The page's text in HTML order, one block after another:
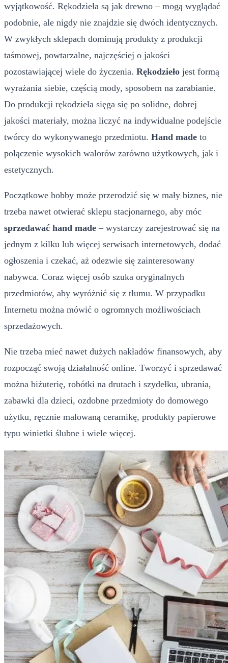
wyjątkowość. Rękodzieła są jak drewno – mogą wyglądać
podobnie, ale nigdy nie znajdzie się dwóch identycznych.
W zwykłych sklepach dominują produkty z produkcji
taśmowej, powtarzalne, najczęściej o jakości
pozostawiającej wiele do życzenia. Rękodzieło jest formą
wyrażania siebie, częścią mody, sposobem na zarabianie.
Do produkcji rękodzieła sięga się po solidne, dobrej
jakości materiały, można liczyć na indywidualne podejście
twórcy do wykonywanego przedmiotu. Hand made to
połączenie wysokich walorów zarówno użytkowych, jak i
estetycznych.
Początkowe hobby może przerodzić się w mały biznes, nie
trzeba nawet otwierać sklepu stacjonarnego, aby móc
sprzedawać hand made – wystarczy zarejestrować się na
jednym z kilku lub więcej serwisach internetowych, dodać
ogłoszenia i czekać, aż odezwie się zainteresowany
nabywca. Coraz więcej osób szuka oryginalnych
przedmiotów, aby wyróżnić się z tłumu. W przypadku
Internetu można mówić o ogromnych możliwościach
sprzedażowych.
Nie trzeba mieć nawet dużych nakładów finansowych, aby
rozpocząć swoją działalność online. Tworzyć i sprzedawać
można biżuterię, robótki na drutach i szydełku, ubrania,
zabawki dla dzieci, ozdobne przedmioty do domowego
użytku, ręcznie malowaną ceramikę, produkty papierowe
typu winietki ślubne i wiele więcej.